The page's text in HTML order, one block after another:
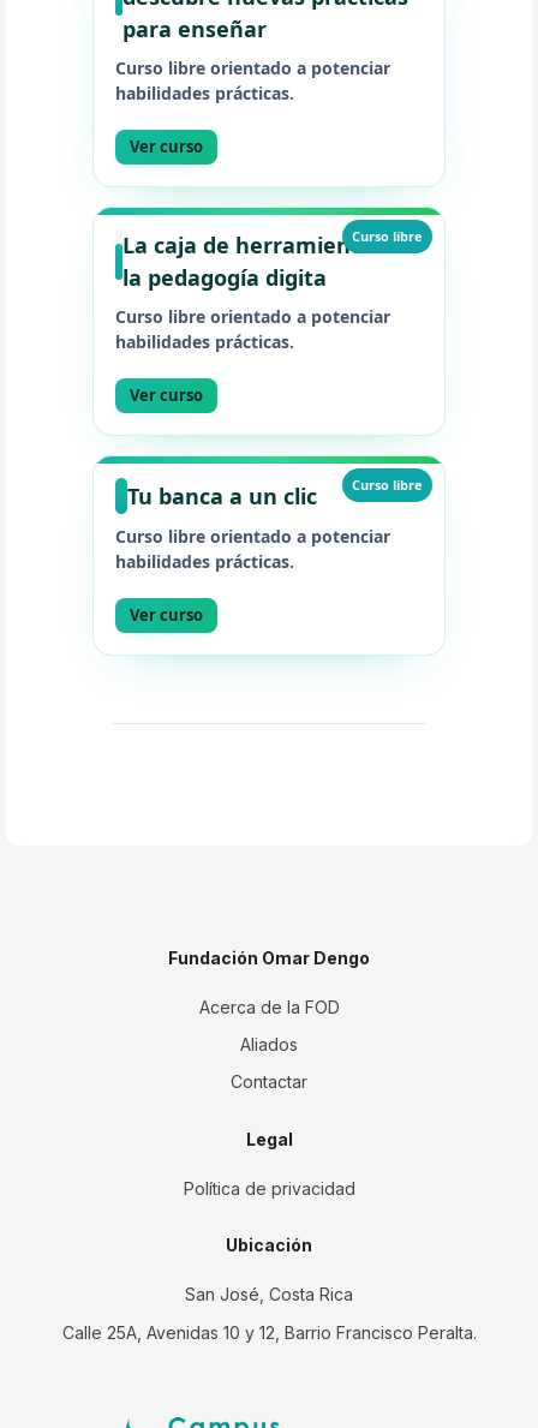
para enseñar
Curso libre orientado a potenciar
habilidades prácticas.
Ver curso
La caja de herramientas de
la pedagogía digita
Curso libre orientado a potenciar
habilidades prácticas.
Ver curso
Curso libre
Tu banca a un clic
Curso libre orientado a potenciar
habilidades prácticas.
Ver curso
Curso libre
Fundación Omar Dengo
Acerca de la FOD
Aliados
Contactar
Legal
Política de privacidad
Ubicación
San José, Costa Rica
Calle 25A, Avenidas 10 y 12, Barrio Francisco Peralta.